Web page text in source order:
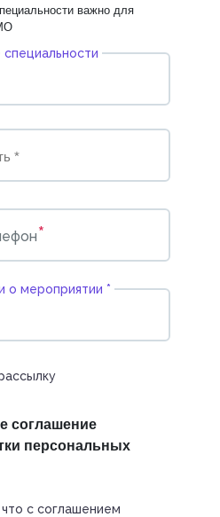
важно для
*
о мероприятии *
соглашение
персональных
с соглашением